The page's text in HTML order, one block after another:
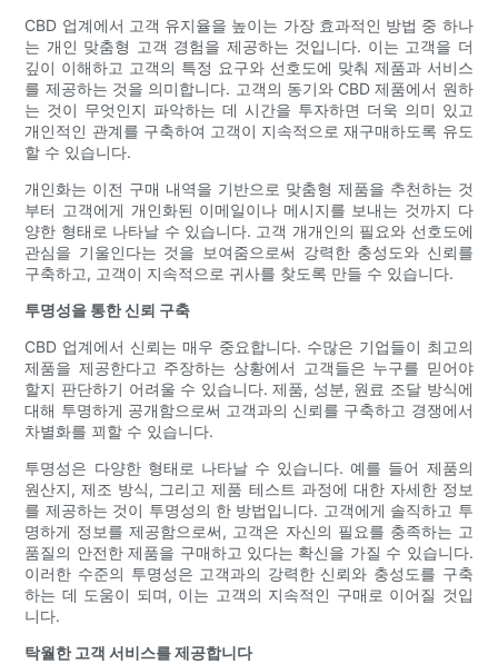
CBD 업계에서 고객 유지율을 높이는 가장 효과적인 방법 중 하나
는 개인 맞춤형 고객 경험을 제공하는 것입니다. 이는 고객을 더
깊이 이해하고 고객의 특정 요구와 선호도에 맞춰 제품과 서비스
를 제공하는 것을 의미합니다. 고객의 동기와 CBD 제품에서 원하
는 것이 무엇인지 파악하는 데 시간을 투자하면 더욱 의미 있고
개인적인 관계를 구축하여 고객이 지속적으로 재구매하도록 유도
할 수 있습니다.
개인화는 이전 구매 내역을 기반으로 맞춤형 제품을 추천하는 것
부터 고객에게 개인화된 이메일이나 메시지를 보내는 것까지 다
양한 형태로 나타날 수 있습니다. 고객 개개인의 필요와 선호도에
관심을 기울인다는 것을 보여줌으로써 강력한 충성도와 신뢰를
구축하고, 고객이 지속적으로 귀사를 찾도록 만들 수 있습니다.
투명성을 통한 신뢰 구축
CBD 업계에서 신뢰는 매우 중요합니다. 수많은 기업들이 최고의
제품을 제공한다고 주장하는 상황에서 고객들은 누구를 믿어야
할지 판단하기 어려울 수 있습니다. 제품, 성분, 원료 조달 방식에
대해 투명하게 공개함으로써 고객과의 신뢰를 구축하고 경쟁에서
차별화를 꾀할 수 있습니다.
투명성은 다양한 형태로 나타날 수 있습니다. 예를 들어 제품의
원산지, 제조 방식, 그리고 제품 테스트 과정에 대한 자세한 정보
를 제공하는 것이 투명성의 한 방법입니다. 고객에게 솔직하고 투
명하게 정보를 제공함으로써, 고객은 자신의 필요를 충족하는 고
품질의 안전한 제품을 구매하고 있다는 확신을 가질 수 있습니다.
이러한 수준의 투명성은 고객과의 강력한 신뢰와 충성도를 구축
하는 데 도움이 되며, 이는 고객의 지속적인 구매로 이어질 것입
니다.
탁월한 고객 서비스를 제공합니다